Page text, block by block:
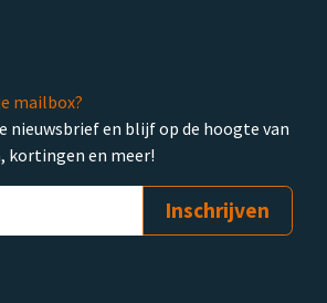
mailbox?
nieuwsbrief en blijf op de hoogte van
kortingen en meer!
Inschrijven